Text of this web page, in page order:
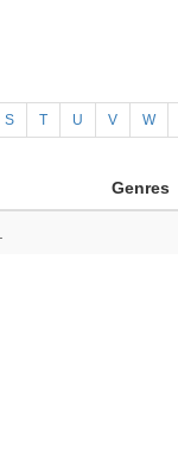
S T U V W
Genres